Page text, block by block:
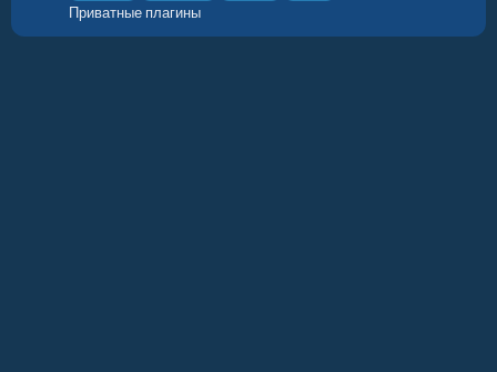
Приватные плагины